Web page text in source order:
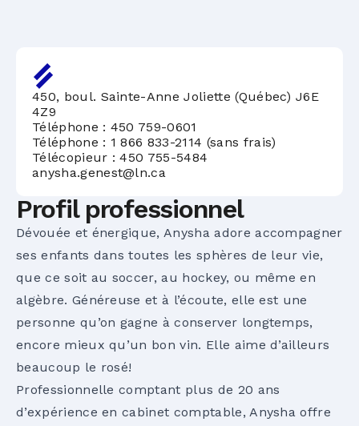
Profil professionnel
Dévouée et énergique, Anysha adore accompagner
ses enfants dans toutes les sphères de leur vie,
que ce soit au soccer, au hockey, ou même en
algèbre. Généreuse et à l’écoute, elle est une
personne qu’on gagne à conserver longtemps,
encore mieux qu’un bon vin. Elle aime d’ailleurs
beaucoup le rosé!
Professionnelle comptant plus de 20 ans
d’expérience en cabinet comptable, Anysha offre
450, boul. Sainte-Anne Joliette (Québec) J6E
4Z9
Téléphone : 450 759-0601
Téléphone : 1 866 833-2114 (sans frais)
Télécopieur : 450 755-5484
anysha.genest@ln.ca